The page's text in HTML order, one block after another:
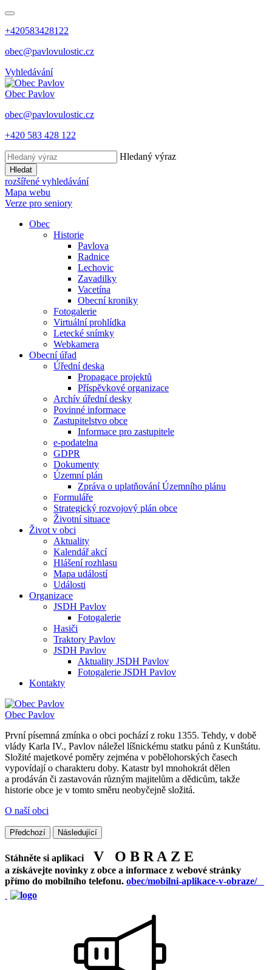
+420583428122
obec@pavlovulostic.cz
Vyhledávání
Obec Pavlov
obec@pavlovulostic.cz
+420 583 428 122
Hledaný výraz
Hledat
rozšířené vyhledávání
Mapa webu
Verze pro seniory
Obec
Historie
Pavlova
Radnice
Lechovic
Zavadilky
Vacetína
Obecní kroniky
Fotogalerie
Virtuální prohlídka
Letecké snímky
Webkamera
Obecní úřad
Úřední deska
Propagace projektů
Příspěvkové organizace
Archív úřední desky
Povinné informace
Zastupitelstvo obce
Informace pro zastupitele
e-podatelna
GDPR
Dokumenty
Územní plán
Zpráva o uplatňování Územního plánu
Formuláře
Strategický rozvojový plán obce
Životní situace
Život v obci
Aktuality
Kalendář akcí
Hlášení rozhlasu
Mapa událostí
Události
Organizace
JSDH Pavlov
Fotogalerie
Hasiči
Traktory Pavlov
JSDH Pavlov
Aktuality JSDH Pavlov
Fotogalerie JSDH Pavlov
Kontakty
Obec Pavlov
První písemná zmínka o obci pochází z roku 1355. Tehdy, v době
vlády Karla IV., Pavlov náležel líšnickému statku pánů z Kunštátu.
Složité majetkové poměry zejména v pobělohorských časech
vypovídají o charakteru doby. Katastr byl mnohokrát dělen
a prodáván či zastavován různým majitelům a dědicům, takže
historie obce je v tomto směru neobyčejně složitá.
O naší obci
Předchozí Následující
Stáhněte si aplikaci V O B R A Z E
a získávejte novinky z obce a informace z webové stránky
přímo do mobilního telefonu. obec/mobilni-aplikace-v-obraze/